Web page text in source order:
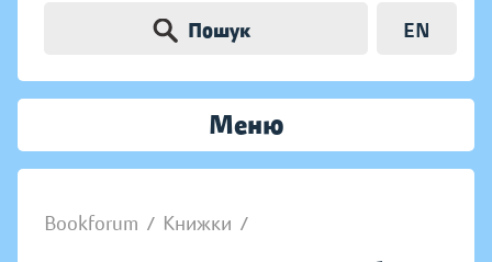
Пошук EN
Меню
Bookforum / Книжки /